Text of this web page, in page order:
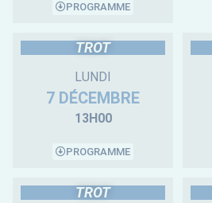
PROGRAMME
TROT
LUNDI
7 DÉCEMBRE
13H00
PROGRAMME
TROT